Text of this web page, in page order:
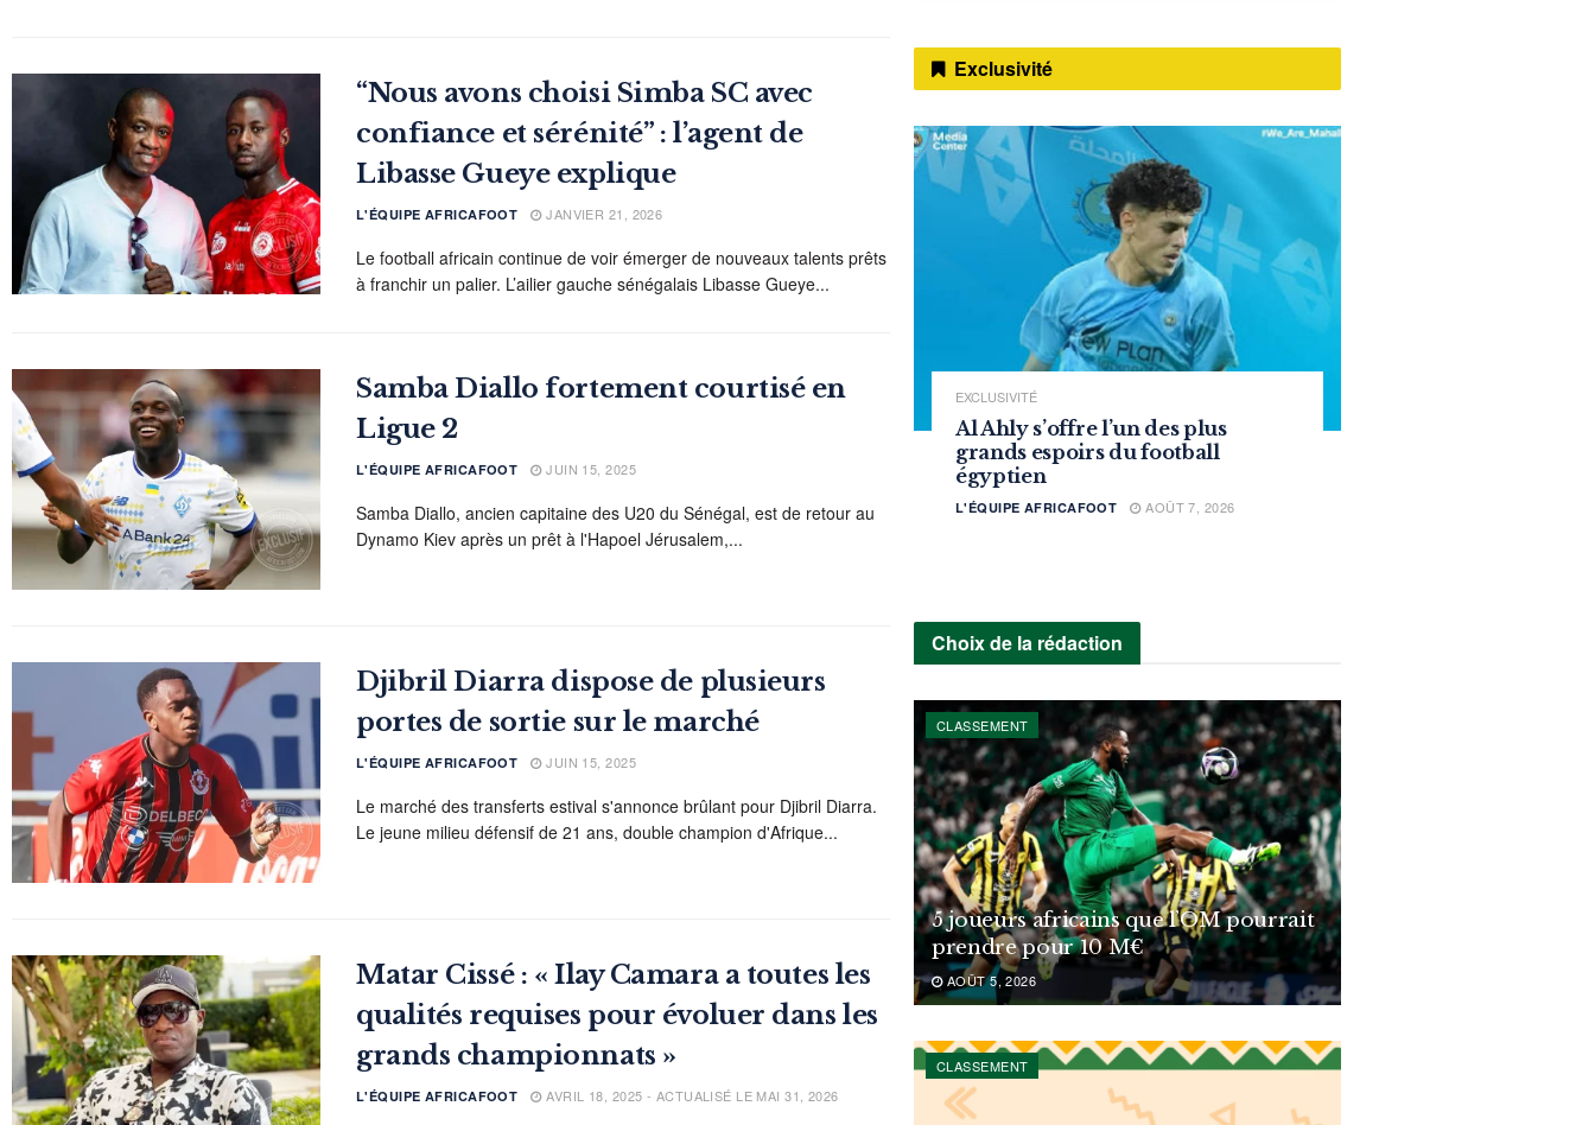
“Nous avons choisi Simba SC avec
confiance et sérénité” : l’agent de
Libasse Gueye explique
L'ÉQUIPE AFRICAFOOT JANVIER 21, 2026
Le football africain continue de voir émerger de nouveaux talents prêts
à franchir un palier. L’ailier gauche sénégalais Libasse Gueye...
Samba Diallo fortement courtisé en
Ligue 2
L'ÉQUIPE AFRICAFOOT JUIN 15, 2025
Samba Diallo, ancien capitaine des U20 du Sénégal, est de retour au
Dynamo Kiev après un prêt à l'Hapoel Jérusalem,...
Djibril Diarra dispose de plusieurs
portes de sortie sur le marché
L'ÉQUIPE AFRICAFOOT JUIN 15, 2025
Le marché des transferts estival s'annonce brûlant pour Djibril Diarra.
Le jeune milieu défensif de 21 ans, double champion d'Afrique...
Matar Cissé : « Ilay Camara a toutes les
qualités requises pour évoluer dans les
grands championnats »
L'ÉQUIPE AFRICAFOOT AVRIL 18, 2025 - ACTUALISÉ LE MAI 31, 2026
Exclusivité
EXCLUSIVITÉ
Al Ahly s’offre l’un des plus
grands espoirs du football
égyptien
L'ÉQUIPE AFRICAFOOT AOÛT 7, 2026
Choix de la rédaction
CLASSEMENT
5 joueurs africains que l’OM pourrait
prendre pour 10 M€
AOÛT 5, 2026
CLASSEMENT